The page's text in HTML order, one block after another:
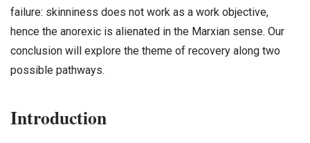
failure: skinniness does not work as a work objective,
hence the anorexic is alienated in the Marxian sense. Our
conclusion will explore the theme of recovery along two
possible pathways.
Introduction